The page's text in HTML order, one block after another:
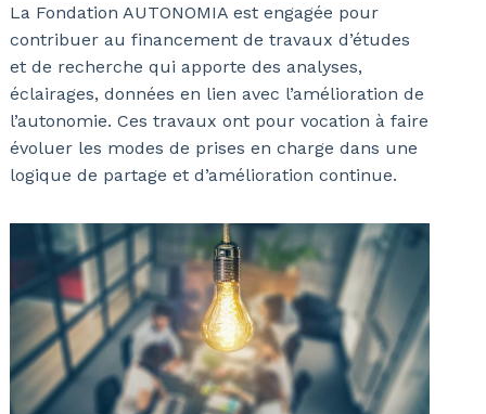
La Fondation AUTONOMIA est engagée pour
contribuer au financement de travaux d’études
et de recherche qui apporte des analyses,
éclairages, données en lien avec l’amélioration de
l’autonomie. Ces travaux ont pour vocation à faire
évoluer les modes de prises en charge dans une
logique de partage et d’amélioration continue.